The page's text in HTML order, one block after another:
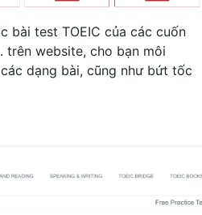
bài test TOEIC của các cuốn
trên website, cho bạn môi
dạng bài, cũng như bứt tốc